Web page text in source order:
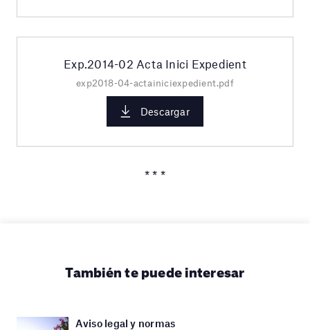
Exp.2014-02 Acta Inici Expedient
exp2018-04-actainiciexpedient.pdf
Descargar
* * *
También te puede interesar
Aviso legal y normas